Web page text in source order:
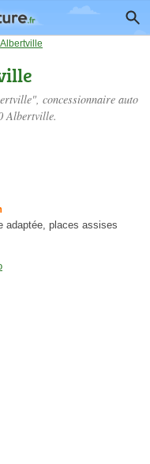
Albertville
concessionnaire auto
Albertville.
adaptée, places assises